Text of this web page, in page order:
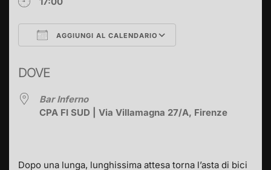
AGGIUNGI AL CALENDARIO
DOVE
Bar Inferno
CPA FI SUD | Via Villamagna 27/A, Firenze
Dopo una lunga, lunghissima attesa torna l’asta di bici